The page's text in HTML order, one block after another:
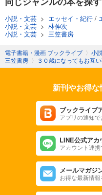
小説・文芸 > エッセイ・紀行 /
小説・文芸 > 林伸次
小説・文芸 > 三笠書房
電子書籍・漫画 ブックライブ 〉 小
三笠書房 〉 ３０歳になってもお互
新刊やお得な
ブックライブ
アプリの通知
LINE公式アカ
アカウント連
メールマガジ
お得な最新情報